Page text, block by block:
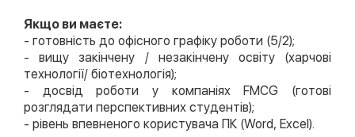
Якщо ви маєте:
- готовність до офісного графіку роботи (5/2);
- вищу закінчену / незакінчену освіту (харчові
технології/ біотехнологія);
- досвід роботи у компаніях FMCG (готові
розглядати перспективних студентів);
- рівень впевненого користувача ПК (Word, Excel).